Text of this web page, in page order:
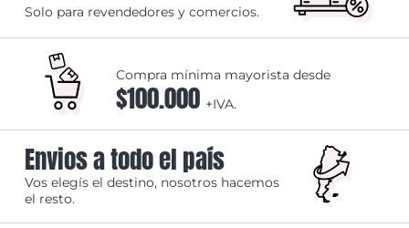
Solo para revendedores y comercios.
Compra mínima mayorista desde
$100.000 +IVA.
Envios a todo el país
Vos elegís el destino, nosotros hacemos
el resto.